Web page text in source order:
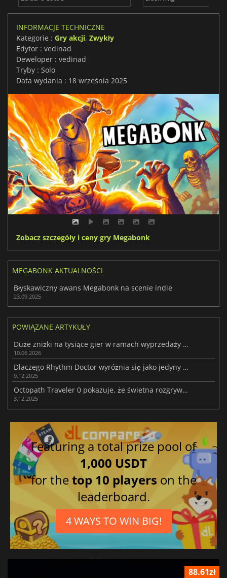
INFORMACJE TECHNICZNE
Kategorie : Gry akcji, Zwykły
Edytor : vedinad
Deweloper : vedinad
Tryby : Solo
Data wydania : 18 września 2025
Zobacz szczegóły i ceny gry Megabonk
MEGABONK AKTUALNOŚCI
Błyskawiczny awans Megabonk na scenie indie
23.09.2025
POWIĄZANE ARTYKUŁY
Duże zniżki na tysiące gier w ramach wyprzedaży Steam Bullet Fest 2026
10.06.2026
Dlaczego Rhythm Doctor wyróżnia się jako jedyny w swoim rodzaju
9.12.2025
Octopath Traveler 0 pokazuje, że świetna rozgrywka wciąż wygrywa w 2025 r.
3.12.2025
Featuring a total prize pool of
1,000 USDT
for thetop 10 players on the
leaderboard.
4 WAYS TO WIN BIG!
88.61zł